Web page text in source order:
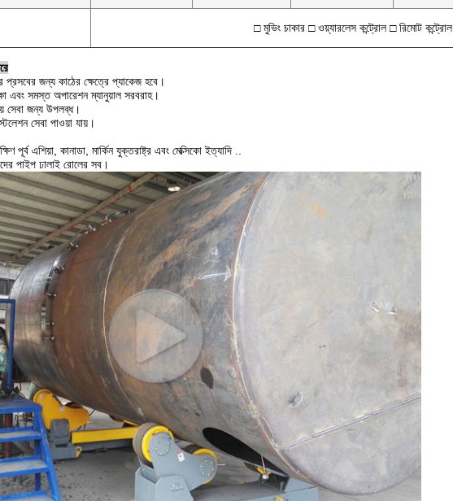
□ মুভিং চাকার □ ওয়্যারলেস কন্ট্রোল □ রিমোট কন্ট্রোল
জন্য কাঠের ক্ষেত্রে প্যাকেজ হবে।
এবং সমস্ত অপারেশন ম্যানুয়াল সরবরাহ।
সেবা জন্য উপলব্ধ।
সেবা পাওয়া যায়।
পূর্ব এশিয়া, কানাডা, মার্কিন যুক্তরাষ্ট্র এবং মেক্সিকো ইত্যাদি ..
পাইপ ঢালাই রোলের সব।